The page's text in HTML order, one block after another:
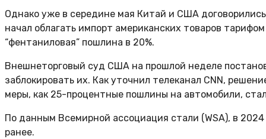
Однако уже в середине мая Китай и США
начал облагать импорт американских товаров
“фентаниловая” пошлина в 20%.
Внешнеторговый суд США на прошлой неделе
заблокировать их. Как уточнил телеканал CNN,
меры, как 25-процентные пошлины на автомобили,
По данным Всемирной ассоциация стали (WSA), в
ранее.